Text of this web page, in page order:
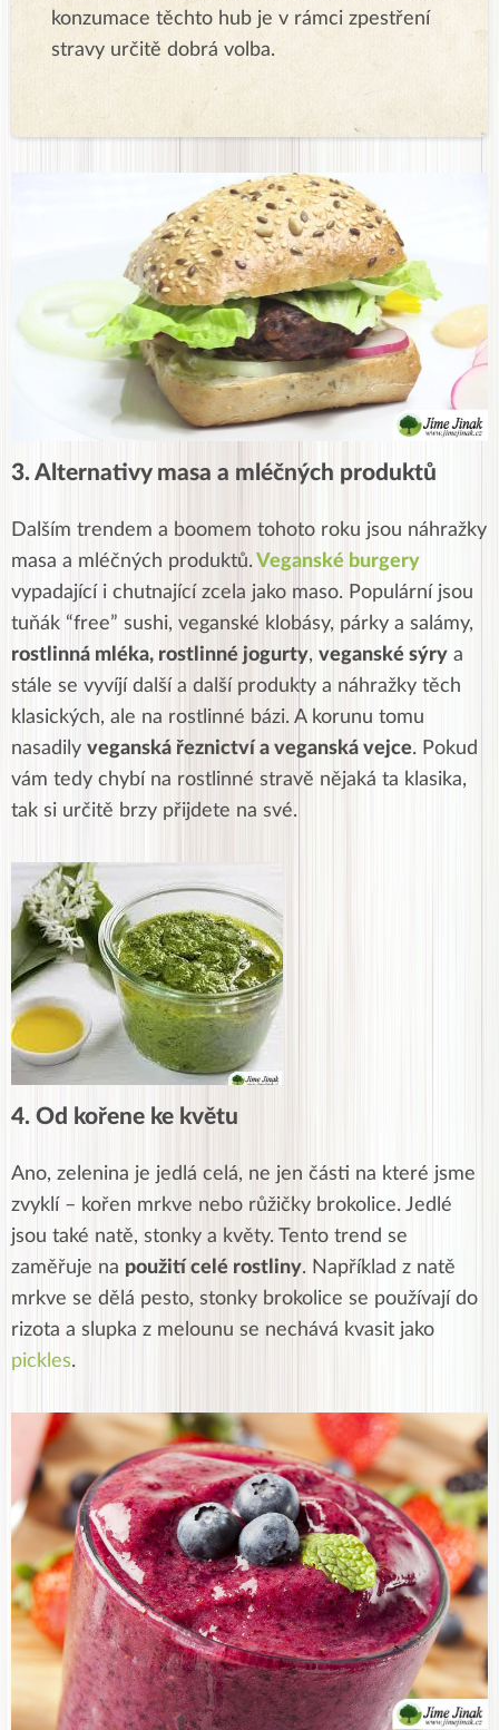
konzumace těchto hub je v rámci zpestření
stravy určitě dobrá volba.
3. Alternativy masa a mléčných produktů
Dalším trendem a boomem tohoto roku jsou náhražky
masa a mléčných produktů. Veganské burgery
vypadající i chutnající zcela jako maso. Populární jsou
tuňák “free” sushi, veganské klobásy, párky a salámy,
rostlinná mléka, rostlinné jogurty, veganské sýry a
stále se vyvíjí další a další produkty a náhražky těch
klasických, ale na rostlinné bázi. A korunu tomu
nasadily veganská řeznictví a veganská vejce. Pokud
vám tedy chybí na rostlinné stravě nějaká ta klasika,
tak si určitě brzy přijdete na své.
4. Od kořene ke květu
Ano, zelenina je jedlá celá, ne jen části na které jsme
zvyklí – kořen mrkve nebo růžičky brokolice. Jedlé
jsou také natě, stonky a květy. Tento trend se
zaměřuje na použití celé rostliny. Například z natě
mrkve se dělá pesto, stonky brokolice se používají do
rizota a slupka z melounu se nechává kvasit jako
pickles.